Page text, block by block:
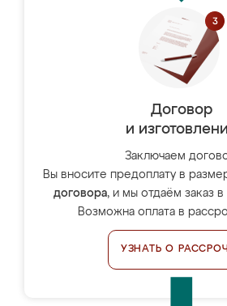
Договор
и
Заключаем
Вы вносите предоплату в
договора, и мы отдаём заказ
Возможна оплата в
УЗНАТЬ О